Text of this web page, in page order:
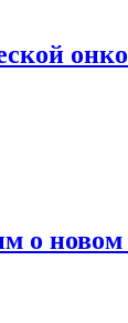
о новом